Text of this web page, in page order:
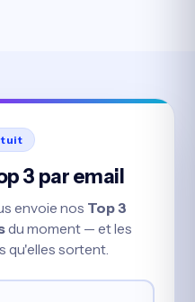
3 par email
envoie nos Top 3
du moment — et les
qu'elles sortent.